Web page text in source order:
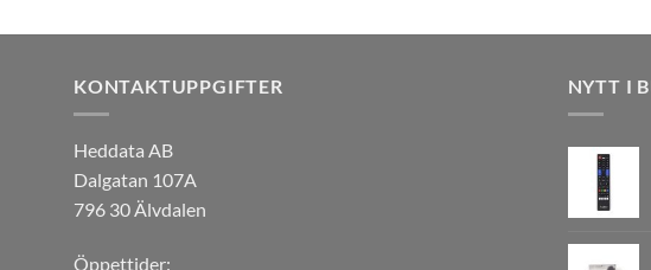
KONTAKTUPPGIFTER
Heddata AB
Dalgatan 107A
796 30 Älvdalen
Öppettider:
NYTT I